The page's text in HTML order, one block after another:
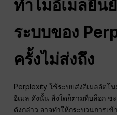
ทำไมอีเมลยืน
ระบบของ
ครั้งไม่ส่งถึง
Perplexity ใช้ระบบส่งอีเมลอัตโ
อีเมล ดังนั้น สิ่งใดก็ตามที่บล็อก
ดังกล่าว อาจทำให้กระบวนการเ